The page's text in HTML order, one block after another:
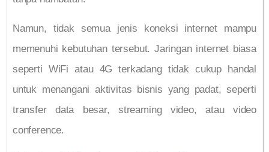
Namun, tidak semua jenis koneksi internet mampu
memenuhi kebutuhan tersebut. Jaringan internet biasa
seperti WiFi atau 4G terkadang tidak cukup handal
untuk menangani aktivitas bisnis yang padat, seperti
transfer data besar, streaming video, atau video
conference.